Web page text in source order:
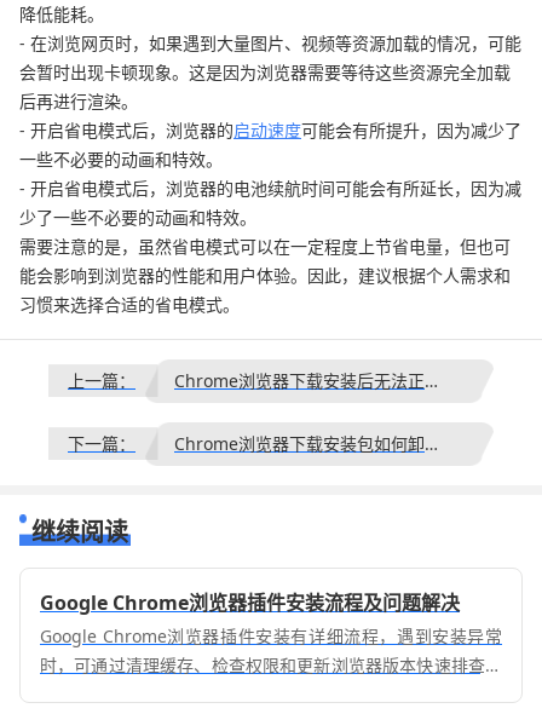
降低能耗。
- 在浏览网页时，如果遇到大量图片、视频等资源加载的情况，可能
会暂时出现卡顿现象。这是因为浏览器需要等待这些资源完全加载
后再进行渲染。
- 开启省电模式后，浏览器的启动速度可能会有所提升，因为减少了
一些不必要的动画和特效。
- 开启省电模式后，浏览器的电池续航时间可能会有所延长，因为减
少了一些不必要的动画和特效。
需要注意的是，虽然省电模式可以在一定程度上节省电量，但也可
能会影响到浏览器的性能和用户体验。因此，建议根据个人需求和
习惯来选择合适的省电模式。
上一篇： Chrome浏览器下载安装后无法正常运行的处理方法
下一篇： Chrome浏览器下载安装包如何卸载旧版本完全干净
继续阅读
Google Chrome浏览器插件安装流程及问题解决
Google Chrome浏览器插件安装有详细流程，遇到安装异常
时，可通过清理缓存、检查权限和更新浏览器版本快速排查并